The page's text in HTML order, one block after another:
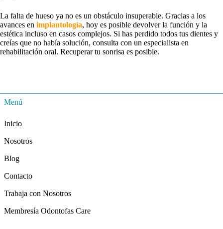
La falta de hueso ya no es un obstáculo insuperable. Gracias a los
avances en implantología, hoy es posible devolver la función y la
estética incluso en casos complejos. Si has perdido todos tus dientes y
creías que no había solución, consulta con un especialista en
rehabilitación oral. Recuperar tu sonrisa es posible.
Menú
Inicio
Nosotros
Blog
Contacto
Trabaja con Nosotros
Membresía Odontofas Care